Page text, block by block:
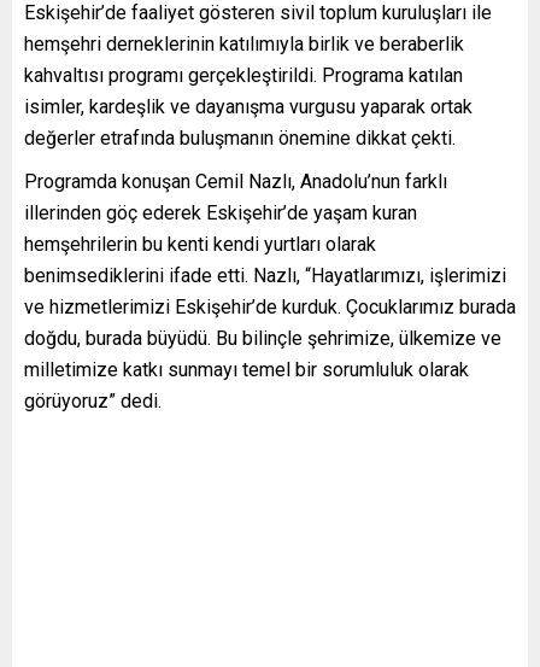
Eskişehir’de faaliyet gösteren sivil toplum kuruluşları ile
hemşehri derneklerinin katılımıyla birlik ve beraberlik
kahvaltısı programı gerçekleştirildi. Programa katılan
isimler, kardeşlik ve dayanışma vurgusu yaparak ortak
değerler etrafında buluşmanın önemine dikkat çekti.
Programda konuşan Cemil Nazlı, Anadolu’nun farklı
illerinden göç ederek Eskişehir’de yaşam kuran
hemşehrilerin bu kenti kendi yurtları olarak
benimsediklerini ifade etti. Nazlı, “Hayatlarımızı, işlerimizi
ve hizmetlerimizi Eskişehir’de kurduk. Çocuklarımız burada
doğdu, burada büyüdü. Bu bilinçle şehrimize, ülkemize ve
milletimize katkı sunmayı temel bir sorumluluk olarak
görüyoruz” dedi.